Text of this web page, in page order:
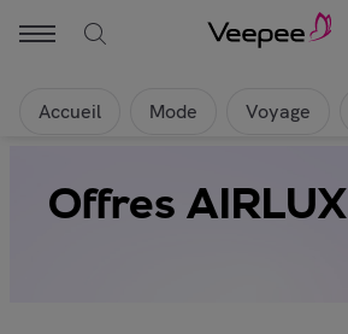
Accueil Mode Voyage
Offres AIRLUX